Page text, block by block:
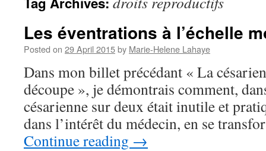
Les éventrations à l’échelle
Posted on 29 April 2015by Marie-Helene Lahaye
Dans mon billet précédant « La
découpe », je démontrais comment,
césarienne sur deux était inutile et
dans l’intérêt du médecin, en se
Continue reading →